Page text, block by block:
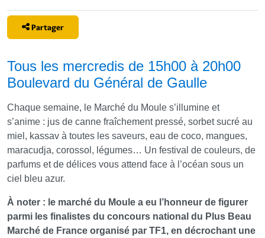
Partager
Tous les mercredis de 15h00 à 20h00
Boulevard du Général de Gaulle
Chaque semaine, le Marché du Moule s’illumine et
s’anime : jus de canne fraîchement pressé, sorbet sucré au
miel, kassav à toutes les saveurs, eau de coco, mangues,
maracudja, corossol, légumes… Un festival de couleurs, de
parfums et de délices vous attend face à l’océan sous un
ciel bleu azur.
À noter : le marché du Moule a eu l’honneur de figurer
parmi les finalistes du concours national du Plus Beau
Marché de France organisé par TF1, en décrochant une